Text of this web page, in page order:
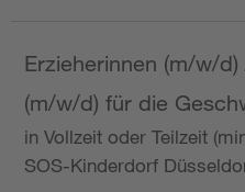
Erzieherinnen (m/w/
(m/w/d) für die
in Vollzeit oder Teilzeit
SOS-Kinderdorf